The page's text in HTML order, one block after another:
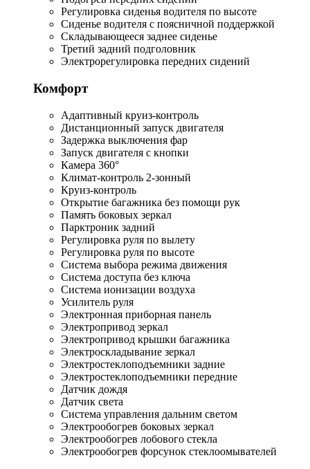
Регулировка сиденья водителя по высоте
Сиденье водителя с поясничной поддержкой
Складывающееся заднее сиденье
Третий задний подголовник
Электрорегулировка передних сидений
Комфорт
Адаптивный круиз-контроль
Дистанционный запуск двигателя
Задержка выключения фар
Запуск двигателя с кнопки
Камера 360°
Климат-контроль 2-зонный
Круиз-контроль
Открытие багажника без помощи рук
Память боковых зеркал
Парктроник задний
Регулировка руля по вылету
Регулировка руля по высоте
Система выбора режима движения
Система доступа без ключа
Система ионизации воздуха
Усилитель руля
Электронная приборная панель
Электропривод зеркал
Электропривод крышки багажника
Электроскладывание зеркал
Электростеклоподъемники задние
Электростеклоподъемники передние
Датчик дождя
Датчик света
Система управления дальним светом
Электрообогрев боковых зеркал
Электрообогрев лобового стекла
Электрообогрев форсунок стеклоомывателей